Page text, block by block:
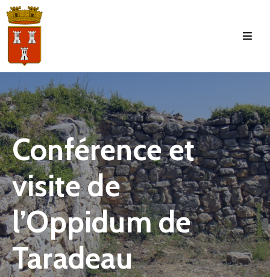
Accueil
Commune
Tourisme
Manifestations
Vie
Municipale
Services
Jeunesse
Conférence et
visite de
l’Oppidum de
Taradeau